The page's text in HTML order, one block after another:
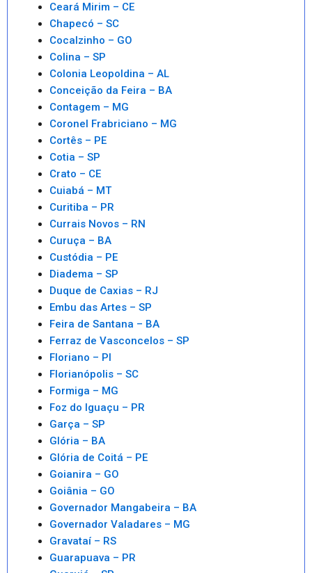
Ceará Mirim – CE
Chapecó – SC
Cocalzinho – GO
Colina – SP
Colonia Leopoldina – AL
Conceição da Feira – BA
Contagem – MG
Coronel Frabriciano – MG
Cortês – PE
Cotia – SP
Crato – CE
Cuiabá – MT
Curitiba – PR
Currais Novos – RN
Curuça – BA
Custódia – PE
Diadema – SP
Duque de Caxias – RJ
Embu das Artes – SP
Feira de Santana – BA
Ferraz de Vasconcelos – SP
Floriano – PI
Florianópolis – SC
Formiga – MG
Foz do Iguaçu – PR
Garça – SP
Glória – BA
Glória de Coitá – PE
Goianira – GO
Goiânia – GO
Governador Mangabeira – BA
Governador Valadares – MG
Gravataí – RS
Guarapuava – PR